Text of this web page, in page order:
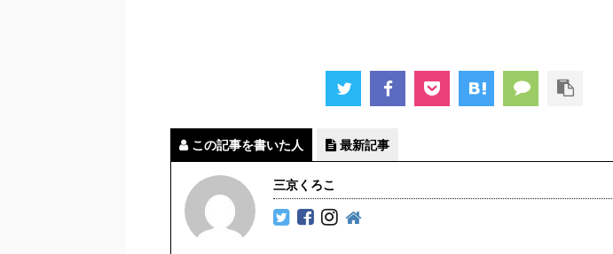
この記事を書いた人 最新記事
三京くろこ